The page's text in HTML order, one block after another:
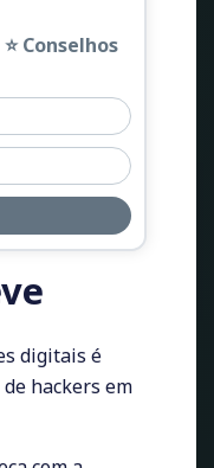
Conselhos
digitais é
hackers em